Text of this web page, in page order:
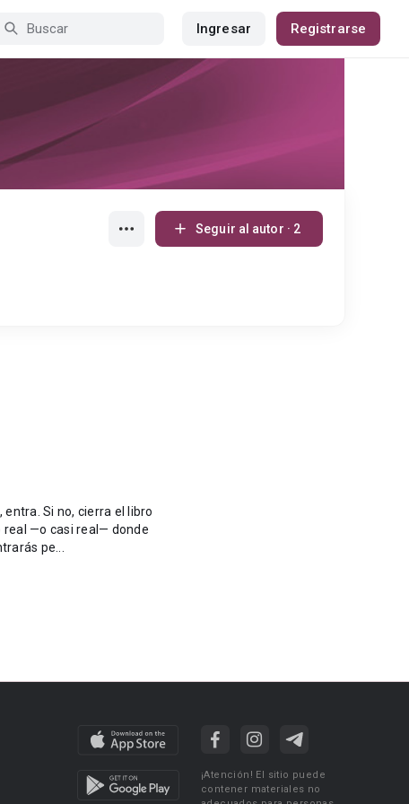
Ingresar Registrarse
Seguir al autor · 2
Si no, cierra el libro
pe...
¡Atención! El sitio puede
contener materiales no